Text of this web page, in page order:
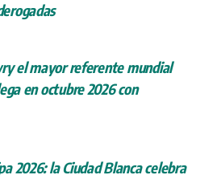
el mayor referente mundial
en octubre 2026 con
2026: la Ciudad Blanca celebra